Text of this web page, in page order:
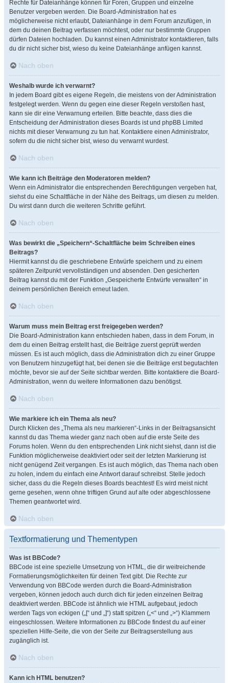
Rechte für Dateianhänge können für Foren, Gruppen und einzelne
Benutzer vergeben werden. Die Board-Administration hat es
möglicherweise nicht erlaubt, Dateianhänge in dem Forum anzufügen, in
dem du deinen Beitrag verfassen möchtest, oder nur bestimmte Gruppen
dürfen Dateien hochladen. Du kannst einen Administrator kontaktieren, falls
du dir nicht sicher bist, wieso du keine Dateianhänge anfügen kannst.
Nach oben
Weshalb wurde ich verwarnt?
In jedem Board gibt es eigene Regeln, die meistens von der Administration
festgelegt werden. Wenn du gegen eine dieser Regeln verstoßen hast,
kann sie dir eine Verwarnung erteilen. Bitte beachte, dass dies die
Entscheidung der Administration dieses Boards ist und phpBB Limited
nichts mit dieser Verwarnung zu tun hat. Kontaktiere einen Administrator,
sofern du die nicht sicher bist, wieso du verwarnt wurdest.
Nach oben
Wie kann ich Beiträge den Moderatoren melden?
Wenn ein Administrator die entsprechenden Berechtigungen vergeben hat,
siehst du eine Schaltfläche in der Nähe des Beitrags, um diesen zu melden.
Du wirst dann durch die weiteren Schritte geführt.
Nach oben
Was bewirkt die „Speichern“-Schaltfläche beim Schreiben eines
Beitrags?
Hiermit kannst du die geschriebene Entwürfe speichern und zu einem
späteren Zeitpunkt vervollständigen und absenden. Den gesicherten
Beitrag kannst du mit der Funktion „Gespeicherte Entwürfe verwalten“ in
deinem persönlichen Bereich erneut laden.
Nach oben
Warum muss mein Beitrag erst freigegeben werden?
Die Board-Administration kann entschieden haben, dass in dem Forum, in
dem du einen Beitrag erstellt hast, die Beiträge zuerst geprüft werden
müssen. Es ist auch möglich, dass die Administration dich zu einer Gruppe
von Benutzern hinzugefügt hat, bei denen sie die Beiträge erst begutachten
möchte, bevor sie auf der Seite sichtbar werden. Bitte kontaktiere die Board-
Administration, wenn du weitere Informationen dazu benötigst.
Nach oben
Wie markiere ich ein Thema als neu?
Durch Klicken des „Thema als neu markieren“-Links in der Beitragsansicht
kannst du das Thema wieder ganz nach oben auf die erste Seite des
Forums holen. Wenn du den entsprechenden Link nicht siehst, dann ist die
Funktion möglicherweise deaktiviert oder seit der letzten Markierung ist
nicht genügend Zeit vergangen. Es ist auch möglich, das Thema nach oben
zu holen, indem du einfach eine Antwort darauf schreibst. Stelle jedoch
sicher, dass du die Regeln dieses Boards beachtest! Es wird meist nicht
gerne gesehen, wenn ohne triftigen Grund auf alte oder abgeschlossene
Themen geantwortet wird.
Nach oben
Textformatierung und Thementypen
Was ist BBCode?
BBCode ist eine spezielle Umsetzung von HTML, die dir weitreichende
Formatierungsmöglichkeiten für deinen Text gibt. Die Rechte zur
Verwendung von BBCode werden durch die Board-Administration
vergeben, können jedoch auch durch dich für jeden einzelnen Beitrag
deaktiviert werden. BBCode ist ähnlich wie HTML aufgebaut, jedoch
werden Tags von eckigen („[“ und „]“) statt spitzen („<“ und „>“) Klammern
eingeschlossen. Weitere Informationen zu BBCode findest du auf einer
speziellen Hilfe-Seite, die von der Seite zur Beitragserstellung aus
zugänglich ist.
Nach oben
Kann ich HTML benutzen?